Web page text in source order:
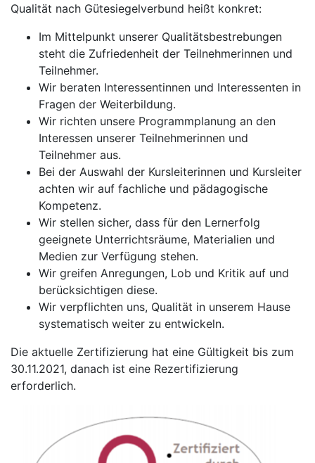
Qualität nach Gütesiegelverbund heißt konkret:
Im Mittelpunkt unserer Qualitätsbestrebungen
steht die Zufriedenheit der Teilnehmerinnen und
Teilnehmer.
Wir beraten Interessentinnen und Interessenten in
Fragen der Weiterbildung.
Wir richten unsere Programmplanung an den
Interessen unserer Teilnehmerinnen und
Teilnehmer aus.
Bei der Auswahl der Kursleiterinnen und Kursleiter
achten wir auf fachliche und pädagogische
Kompetenz.
Wir stellen sicher, dass für den Lernerfolg
geeignete Unterrichtsräume, Materialien und
Medien zur Verfügung stehen.
Wir greifen Anregungen, Lob und Kritik auf und
berücksichtigen diese.
Wir verpflichten uns, Qualität in unserem Hause
systematisch weiter zu entwickeln.
Die aktuelle Zertifizierung hat eine Gültigkeit bis zum
30.11.2021, danach ist eine Rezertifizierung
erforderlich.